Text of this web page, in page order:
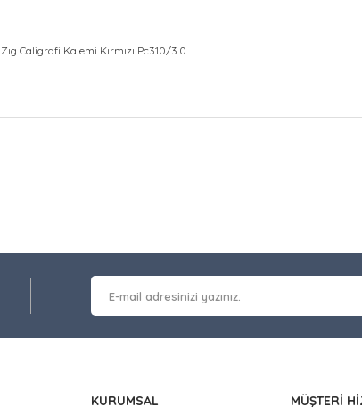
Zıg Caligrafi Kalemi Kırmızı Pc310/3.0
Ürün fiyatı diğer sitelerden daha pahalı.
KURUMSAL MÜŞTERİ